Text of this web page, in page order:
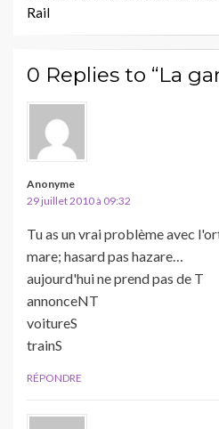
Rail
0 Replies to “La
Anonyme
29 juillet 2010 à 09:32
Tu as un vrai problème avec
mare; hasard pas hazare…
aujourd'hui ne prend pas de T
annonceNT
voitureS
trainS
RÉPONDRE